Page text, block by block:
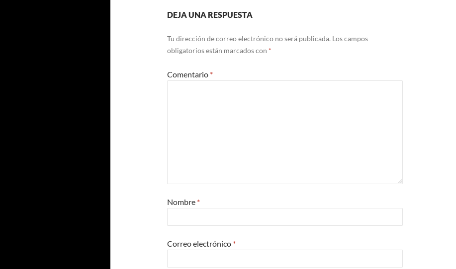
DEJA UNA RESPUESTA
Tu dirección de correo electrónico no será publicada. Los campos
obligatorios están marcados con *
Comentario *
Nombre *
Correo electrónico *